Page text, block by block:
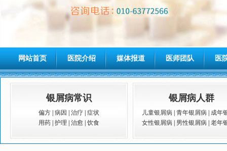
网站首页 医院介绍 媒体报道 医师团队 医
银屑病常识
偏方 病因 治疗
症状
用药 护理 治愈 饮食
银屑病人群
儿童银屑病 青年银屑病
成年
女性银屑病
男性银屑病 老年